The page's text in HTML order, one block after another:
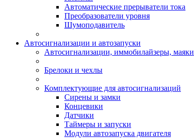
Автоматические прерыватели тока
Преобразователи уровня
Шумоподавитель
Автосигнализации и автозапуски
Автосигнализации, иммобилайзеры, маяки
Брелоки и чехлы
Комплектующие для автосигнализаций
Сирены и замки
Концевики
Датчики
Таймеры и запуски
Модули автозапуска двигателя